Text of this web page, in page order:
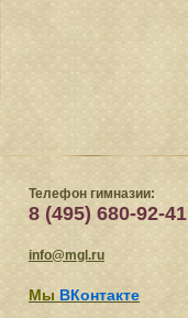
Телефон гимназии:
8 (495) 680-92-41
info@mgl.ru
Мы ВКонтакте